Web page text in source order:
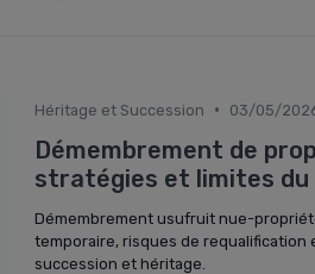
Héritage et Succession • 03/05/
Démembrement de
stratégies et limites du
Démembrement usufruit nue-
temporaire, risques de
succession et héritage.